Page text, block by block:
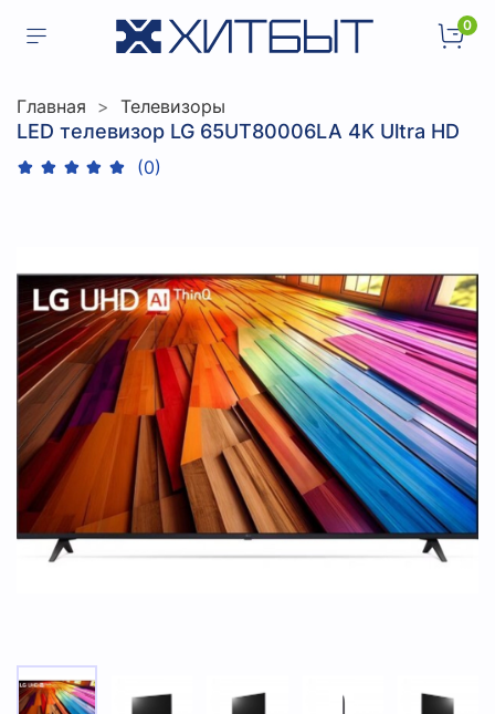
0
Главная Телевизоры
LED телевизор LG 65UT80006LA 4K Ultra HD
(0)